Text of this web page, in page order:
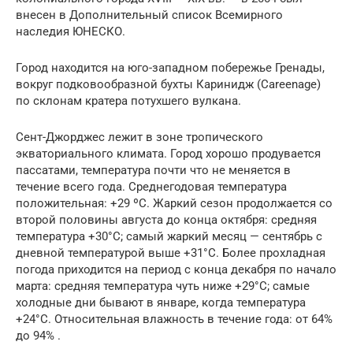
внесен в Дополнительный список Всемирного
наследия ЮНЕСКО.
Город находится на юго-западном побережье Гренады,
вокруг подковообразной бухты Каринидж (Careenage)
по склонам кратера потухшего вулкана.
Сент-Джорджес лежит в зоне тропического
экваториального климата. Город хорошо продувается
пассатами, температура почти что не меняется в
течение всего года. Среднегодовая температура
положительная: +29 ºC. Жаркий сезон продолжается со
второй половины августа до конца октября: средняя
температура +30°C; самый жаркий месяц — сентябрь с
дневной температурой выше +31°C. Более прохладная
погода приходится на период с конца декабря по начало
марта: средняя температура чуть ниже +29°C; самые
холодные дни бывают в январе, когда температура
+24°C. Относительная влажность в течение года: от 64%
до 94% .